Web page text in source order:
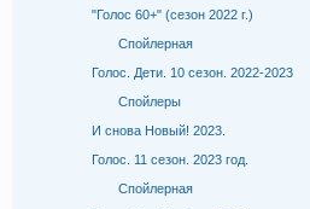
"Голос 60+" (сезон 2022 г.)
Спойлерная
Голос. Дети. 10 сезон. 2022-2023
Спойлеры
И снова Новый! 2023.
Голос. 11 сезон. 2023 год.
Спойлерная